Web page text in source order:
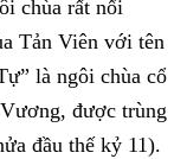
chùa rất nổi
Tản Viên với tên
là ngôi chùa cổ
được trùng
đầu thế kỷ 11).